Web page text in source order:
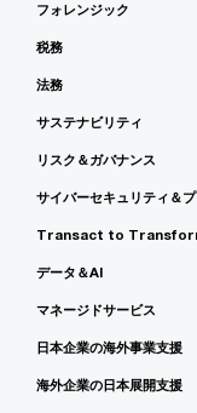
フォレンジック
税務
法務
サステナビリティ
リスク＆ガバナンス
サイバーセキュリティ＆
Transact to
データ＆AI
マネージドサービス
日本企業の海外事業支援
海外企業の日本展開支援